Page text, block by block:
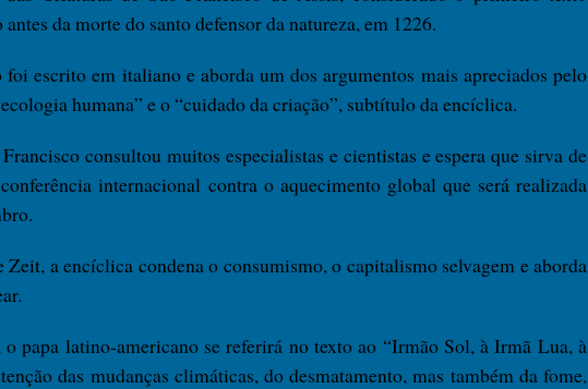
da morte do santo defensor da natureza, em 1226.
escrito em italiano e aborda um dos argumentos mais apreciados pelo
humana” e o “cuidado da criação”, subtítulo da encíclica.
consultou muitos especialistas e cientistas e espera que sirva de
internacional contra o aquecimento global que será realizada
a encíclica condena o consumismo, o capitalismo selvagem e aborda
papa latino-americano se referirá no texto ao “Irmão Sol, à Irmã Lua, à
das mudanças climáticas, do desmatamento, mas também da fome,